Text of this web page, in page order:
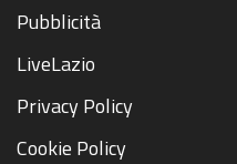
Pubblicità
LiveLazio
Privacy Policy
Cookie Policy